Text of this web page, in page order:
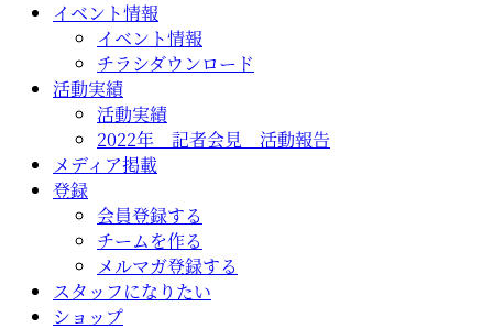
イベント情報
イベント情報
チラシダウンロード
活動実績
活動実績
2022年 記者会見 活動報告
メディア掲載
登録
会員登録する
チームを作る
メルマガ登録する
スタッフになりたい
ショップ